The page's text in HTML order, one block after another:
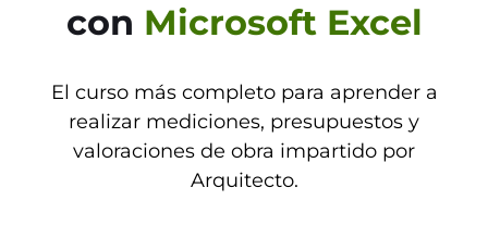
con Microsoft Excel
El curso más completo para aprender a
realizar mediciones, presupuestos y
valoraciones de obra impartido por
Arquitecto.